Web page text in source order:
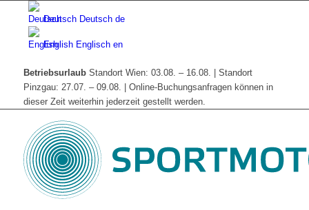
Deutsch Deutsch de
English Englisch en
BetriebsurlaubStandort Wien: 03.08. – 16.08. | Standort
Pinzgau: 27.07. – 09.08. | Online-Buchungsanfragen können in
dieser Zeit weiterhin jederzeit gestellt werden.